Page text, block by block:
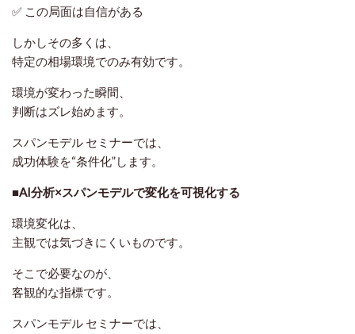
✅ この局面は自信がある
しかしその多くは、
特定の相場環境でのみ有効です。
環境が変わった瞬間、
判断はズレ始めます。
スパンモデル セミナーでは、
成功体験を“条件化”します。
■AI分析×スパンモデルで変化を可視化する
環境変化は、
主観では気づきにくいものです。
そこで必要なのが、
客観的な指標です。
スパンモデル セミナーでは、